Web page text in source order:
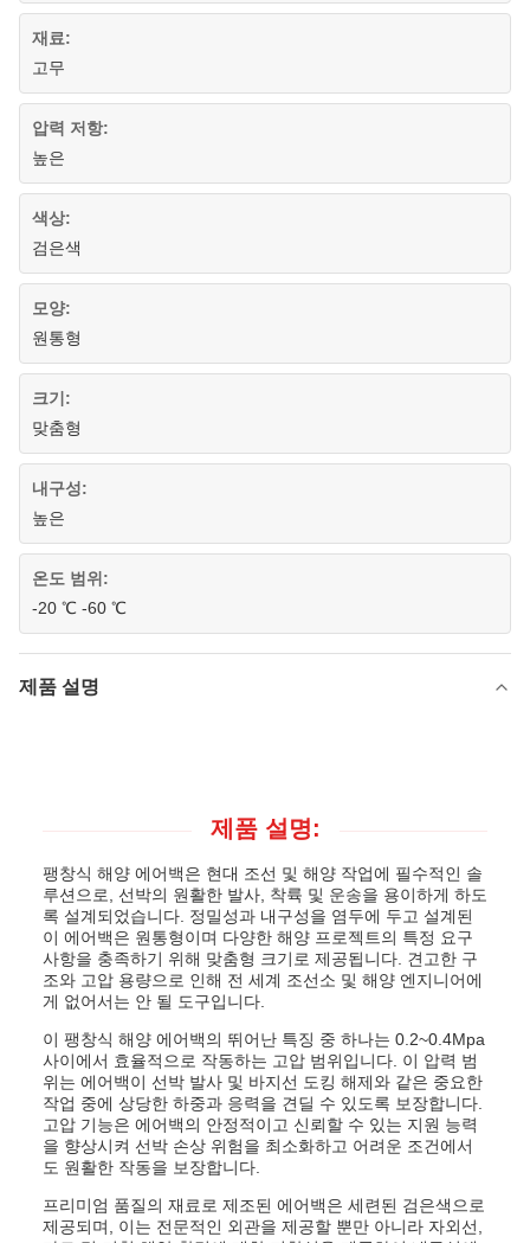
재료:
고무
압력 저항:
높은
색상:
검은색
모양:
원통형
크기:
맞춤형
내구성:
높은
온도 범위:
-20 ℃ -60 ℃
제품 설명
제품 설명:
팽창식 해양 에어백은 현대 조선 및 해양 작업에 필수적인 솔
루션으로, 선박의 원활한 발사, 착륙 및 운송을 용이하게 하도
록 설계되었습니다. 정밀성과 내구성을 염두에 두고 설계된
이 에어백은 원통형이며 다양한 해양 프로젝트의 특정 요구
사항을 충족하기 위해 맞춤형 크기로 제공됩니다. 견고한 구
조와 고압 용량으로 인해 전 세계 조선소 및 해양 엔지니어에
게 없어서는 안 될 도구입니다.
이 팽창식 해양 에어백의 뛰어난 특징 중 하나는 0.2~0.4Mpa
사이에서 효율적으로 작동하는 고압 범위입니다. 이 압력 범
위는 에어백이 선박 발사 및 바지선 도킹 해제와 같은 중요한
작업 중에 상당한 하중과 응력을 견딜 수 있도록 보장합니다.
고압 기능은 에어백의 안정적이고 신뢰할 수 있는 지원 능력
을 향상시켜 선박 손상 위험을 최소화하고 어려운 조건에서
도 원활한 작동을 보장합니다.
프리미엄 품질의 재료로 제조된 에어백은 세련된 검은색으로
제공되며, 이는 전문적인 외관을 제공할 뿐만 아니라 자외선,